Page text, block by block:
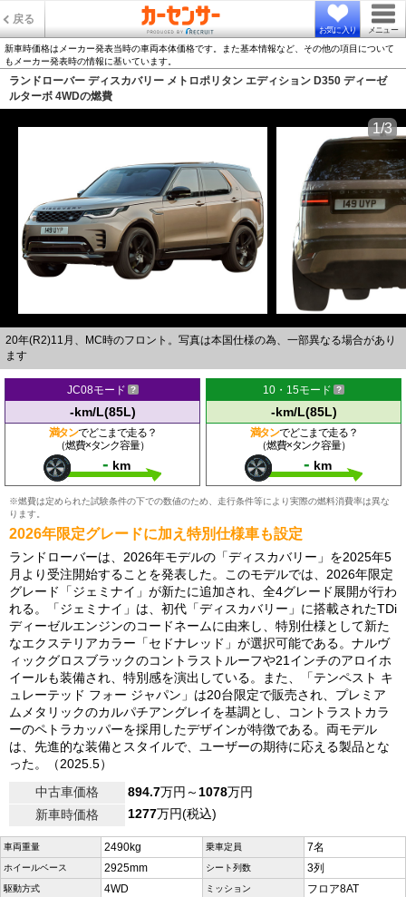
戻る
お気に入り メニュー
新車時価格はメーカー発表当時の車両本体価格です。また基本情報など、その他の項目について
もメーカー発表時の情報に基いています。
ランドローバー ディスカバリー メトロポリタン エディション D350 ディーゼ
ルターボ 4WDの燃費
20年(R2)11月、MC時のフロント。写真は本国仕様の為、一部異なる場合があり
ます
1/3
JC08モード
-km/L(85L)
満タンでどこまで走る？
（燃費×タンク容量）
- km
10・15モード
-km/L(85L)
満タンでどこまで走る？
（燃費×タンク容量）
- km
※燃費は定められた試験条件の下での数値のため、走行条件等により実際の燃料消費率は異な
ります。
2026年限定グレードに加え特別仕様車も設定
ランドローバーは、2026年モデルの「ディスカバリー」を2025年5
月より受注開始することを発表した。このモデルでは、2026年限定
グレード「ジェミナイ」が新たに追加され、全4グレード展開が行わ
れる。「ジェミナイ」は、初代「ディスカバリー」に搭載されたTDi
ディーゼルエンジンのコードネームに由来し、特別仕様として新た
なエクステリアカラー「セドナレッド」が選択可能である。ナルヴ
ィックグロスブラックのコントラストルーフや21インチのアロイホ
イールも装備され、特別感を演出している。また、「テンペスト キ
ュレーテッド フォー ジャパン」は20台限定で販売され、プレミア
ムメタリックのカルパチアングレイを基調とし、コントラストカラ
ーのペトラカッパーを採用したデザインが特徴である。両モデル
は、先進的な装備とスタイルで、ユーザーの期待に応える製品とな
った。（2025.5）
中古車価格
894.7万円～1078万円
新車時価格
1277万円(税込)
車両重量 2490kg 乗車定員 7名
ホイールベース 2925mm シート列数 3列
駆動方式 4WD ミッション フロア8AT